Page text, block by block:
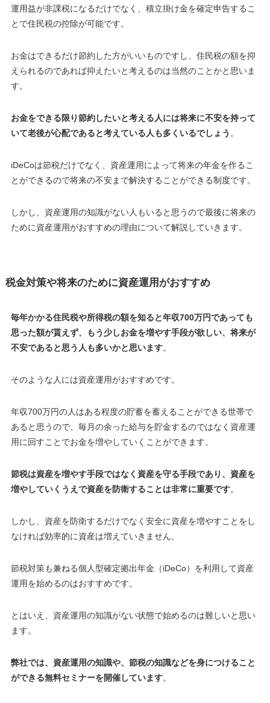
運用益が非課税になるだけでなく、積立掛け金を確定申告するこ
とで住民税の控除が可能です。
お金はできるだけ節約した方がいいものですし、住民税の額を抑
えられるのであれば抑えたいと考えるのは当然のことかと思いま
す。
お金をできる限り節約したいと考える人には将来に不安を持って
いて老後が心配であると考えている人も多くいるでしょう 。
iDeCoは節税だけでなく、資産運用によって将来の年金を作るこ
とができるので将来の不安まで解決することができる制度です。
しかし、資産運用の知識がない人もいると思うので最後に将来の
ために資産運用がおすすめの理由について解説していきます。
税金対策や将来のために資産運用がおすすめ
毎年かかる住民税や所得税の額を知ると年収700万円であっても
思った額が貰えず、もう少しお金を増やす手段が欲しい、将来が
不安であると思う人も多いかと思います。
そのような人には資産運用がおすすめです。
年収700万円の人はある程度の貯蓄を蓄えることができる世帯で
あると思うので、毎月の余った給与を貯金するのではなく資産運
用に回すことでお金を増やしていくことができます。
節税は資産を増やす手段ではなく資産を守る手段であり、資産を
増やしていくうえで資産を防衛することは非常に重要です。
しかし、資産を防衛するだけでなく安全に資産を増やすことをし
なければ効率的に資産は増えていきません。
節税対策も兼ねる個人型確定拠出年金（iDeCo）を利用して資産
運用を始めるのはおすすめです。
とはいえ、資産運用の知識がない状態で始めるのは難しいと思い
ます。
弊社では、資産運用の知識や、節税の知識などを身につけること
ができる無料セミナーを開催しています。